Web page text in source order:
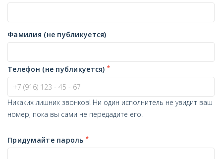
Фамилия (не публикуется)
Телефон (не публикуется) *
Никаких лишних звонков! Ни один исполнитель не увидит ваш
номер, пока вы сами не передадите его.
Придумайте пароль*